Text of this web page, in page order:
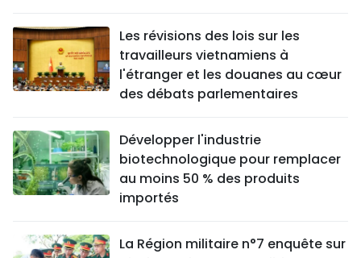
Les révisions des lois sur les
travailleurs vietnamiens à
l'étranger et les douanes au cœur
des débats parlementaires
Développer l'industrie
biotechnologique pour remplacer
au moins 50 % des produits
importés
La Région militaire n°7 enquête sur